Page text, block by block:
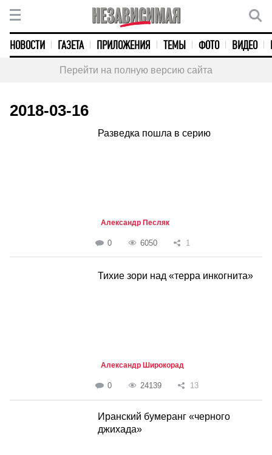
НОВОСТИ ГАЗЕТА ПРИЛОЖЕНИЯ ТЕМЫ ФОТО ВИДЕО
Перейти на полную версию сайта
2018-03-16
Разведка пошла в серию
Александр Песляк
0 6050 1
Тихие зори над «терра инкогнита»
Александр Широкорад
0 24139 13
Иранский бумеранг «черного
джихада»